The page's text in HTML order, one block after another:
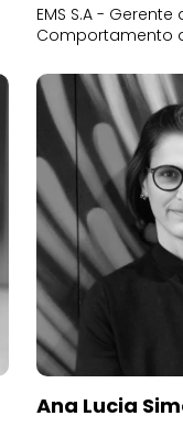
EMS S.A -
Comportamento
Ana Lucia